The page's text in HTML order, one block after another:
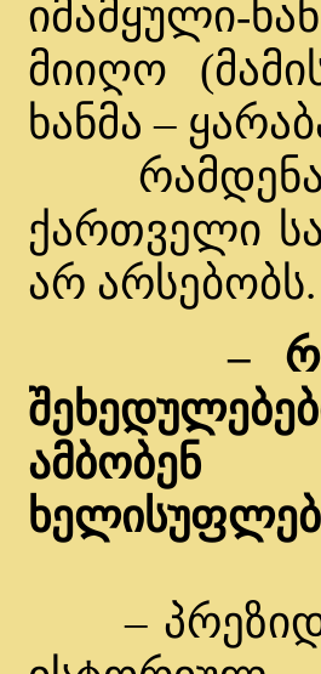
იმამყული-
მიიღო
ხანმა –
ქართველი
არ არსებობს.
–
–